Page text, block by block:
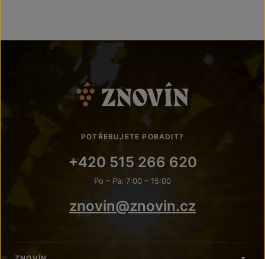
POTŘEBUJETE PORADIT?
+420 515 266 620
Po – Pá: 7:00 – 15:00
znovin@znovin.cz